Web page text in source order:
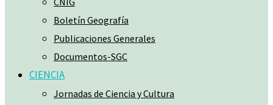
Boletín Geografía
Publicaciones Generales
Documentos-SGC
CIENCIA
Jornadas de Ciencia y Cultura